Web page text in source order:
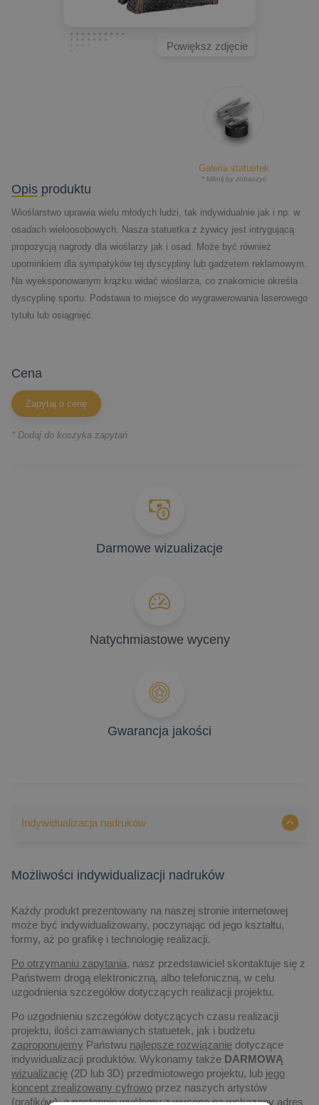
Powiększ zdjęcie
Galeria statuetek
* kliknij by zobaczyć
Opis produktu
Wioślarstwo uprawia wielu młodych ludzi, tak indywidualnie jak i np. w
osadach wieloosobowych. Nasza statuetka z żywicy jest intrygującą
propozycją nagrody dla wioślarzy jak i osad. Może być również
upominkiem dla sympatyków tej dyscypliny lub gadżetem reklamowym.
Na wyeksponowanym krążku widać wioślarza, co znakomicie określa
dyscyplinę sportu. Podstawa to miejsce do wygrawerowania laserowego
tytułu lub osiągnięć.
cena
Zapytaj o cenę
* Dodaj do koszyka zapytań
Darmowe wizualizacje
Natychmiastowe wyceny
Gwarancja jakości
Indywidualizacja nadruków
Możliwości indywidualizacji nadruków
Każdy produkt prezentowany na naszej stronie internetowej
może być indywidualizowany, poczynając od jego kształtu,
formy, aż po grafikę i technologię realizacji.
Po otrzymaniu zapytania, nasz przedstawiciel skontaktuje się z
Państwem drogą elektroniczną, albo telefoniczną, w celu
uzgodnienia szczegółów dotyczących realizacji projektu.
Po uzgodnieniu szczegółów dotyczących czasu realizacji
projektu, ilości zamawianych statuetek, jak i budżetu
zaproponujemy Państwu najlepsze rozwiązanie dotyczące
indywidualizacji produktów. Wykonamy także DARMOWĄ
wizualizację (2D lub 3D) przedmiotowego projektu, lub jego
koncept zrealizowany cyfrowo przez naszych artystów
(grafików), a następniewyślemy z wycenąna wskazany adres